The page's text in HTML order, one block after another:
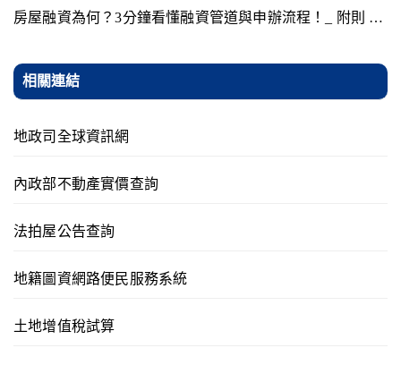
房屋融資為何？3分鐘看懂融資管道與申辦流程！_ 附則 …
相關連結
地政司全球資訊網
內政部不動產實價查詢
法拍屋公告查詢
地籍圖資網路便民服務系統
土地增值稅試算